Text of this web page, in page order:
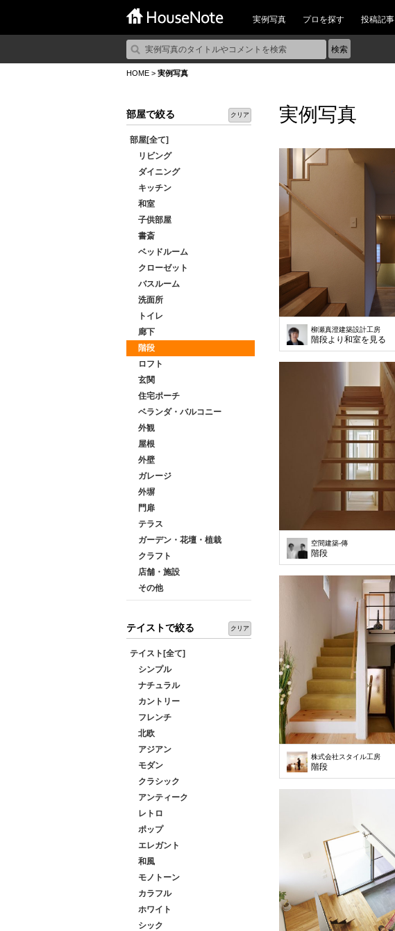
実例写真 プロを探す 投稿記事
HOME > 実例写真
部屋で絞る クリア
部屋[全て]
リビング
ダイニング
キッチン
和室
子供部屋
書斎
ベッドルーム
クローゼット
バスルーム
洗面所
トイレ
廊下
階段
ロフト
玄関
住宅ポーチ
ベランダ・バルコニー
外観
屋根
外壁
ガレージ
外塀
門扉
テラス
ガーデン・花壇・植栽
クラフト
店舗・施設
その他
テイストで絞る クリア
テイスト[全て]
シンプル
ナチュラル
カントリー
フレンチ
北欧
アジアン
モダン
クラシック
アンティーク
レトロ
ポップ
エレガント
和風
モノトーン
カラフル
ホワイト
シック
実例写真
柳瀬真澄建築設計工房
階段より和室を見る
空間建築-傳
階段
株式会社スタイル工房
階段